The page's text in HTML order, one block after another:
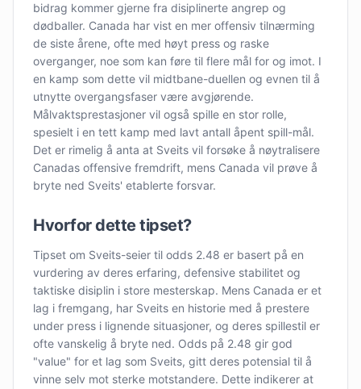
bidrag kommer gjerne fra disiplinerte angrep og
dødballer. Canada har vist en mer offensiv tilnærming
de siste årene, ofte med høyt press og raske
overganger, noe som kan føre til flere mål for og imot. I
en kamp som dette vil midtbane-duellen og evnen til å
utnytte overgangsfaser være avgjørende.
Målvaktsprestasjoner vil også spille en stor rolle,
spesielt i en tett kamp med lavt antall åpent spill-mål.
Det er rimelig å anta at Sveits vil forsøke å nøytralisere
Canadas offensive fremdrift, mens Canada vil prøve å
bryte ned Sveits' etablerte forsvar.
Hvorfor dette tipset?
Tipset om Sveits-seier til odds 2.48 er basert på en
vurdering av deres erfaring, defensive stabilitet og
taktiske disiplin i store mesterskap. Mens Canada er et
lag i fremgang, har Sveits en historie med å prestere
under press i lignende situasjoner, og deres spillestil er
ofte vanskelig å bryte ned. Odds på 2.48 gir god
"value" for et lag som Sveits, gitt deres potensial til å
vinne selv mot sterke motstandere. Dette indikerer at